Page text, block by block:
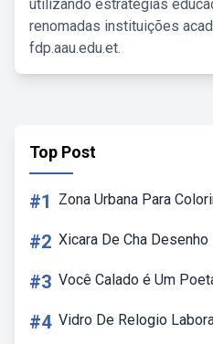
utilizando estratégias
renomadas instituições
fdp.aau.edu.et.
Top Post
#1 Zona Urbana Para
#2 Xicara De Cha Desenho
#3 Você Calado é Um
#4 Vidro De Relogio